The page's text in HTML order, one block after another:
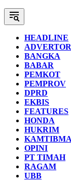
HEADLINE
BANGKA
BABAR
PEMKOT
PEMPROV
DPRD
EKBIS
FEATURES
HONDA
HUKRIM
OPINI
PT TIMAH
RAGAM
UBB